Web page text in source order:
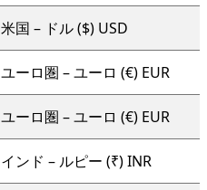
米国 – ドル ($) USD
ユーロ圏 – ユーロ (€) EUR
ユーロ圏 – ユーロ (€) EUR
インド – ルピー (₹) INR